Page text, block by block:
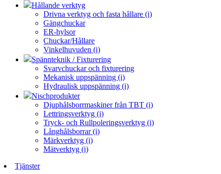
Hållande verktyg
Drivna verktyg och fasta hållare (i)
Gängchuckar
ER-hylsor
Chuckar/Hållare
Vinkelhuvuden (i)
Spännteknik / Fixturering
Svarvchuckar och fixturering
Mekanisk uppspänning (i)
Hydraulisk uppspänning (i)
Nischprodukter
Djuphålsborrmaskiner från TBT (i)
Lettringsverktyg (i)
Tryck- och Rullpoleringsverktyg (i)
Långhålsborrar (i)
Märkverktyg (i)
Mätverktyg (i)
Tjänster